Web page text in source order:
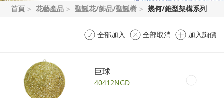
首頁 花藝產品 聖誕花/飾品/聖誕樹 幾何/錐型架構系列
全部加入 全部取消 加入詢價
巨球
40412NGD